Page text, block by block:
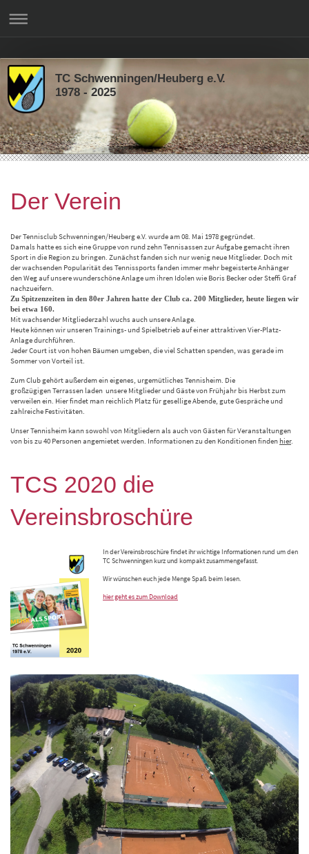
TC Schwenningen/Heuberg e.V.
1978 - 2025
Der Verein
Der Tennisclub Schwenningen/Heuberg e.V. wurde am 08. Mai 1978 gegründet.
Damals hatte es sich eine Gruppe von rund zehn Tennisassen zur Aufgabe gemacht ihren
Sport in die Region zu bringen. Zunächst fanden sich nur wenig neue Mitglieder. Doch mit
der wachsenden Popularität des Tennissports fanden immer mehr begeisterte Anhänger
den Weg auf unsere wunderschöne Anlage um ihren Idolen wie Boris Becker oder Steffi Graf
nachzueifern.
Zu Spitzenzeiten in den 80er Jahren hatte der Club ca. 200 Mitglieder, heute liegen wir
bei etwa 160.
Mit wachsender Mitgliederzahl wuchs auch unsere Anlage.
Heute können wir unseren Trainings- und Spielbetrieb auf einer attraktiven Vier-Platz-
Anlage durchführen.
Jeder Court ist von hohen Bäumen umgeben, die viel Schatten spenden, was gerade im
Sommer von Vorteil ist.
Zum Club gehört außerdem ein eigenes, urgemütliches Tennisheim. Die
großzügigen Terrassen laden unsere Mitglieder und Gäste von Frühjahr bis Herbst zum
verweilen ein. Hier findet man reichlich Platz für gesellige Abende, gute Gespräche und
zahlreiche Festivitäten.
Unser Tennisheim kann sowohl von Mitgliedern als auch von Gästen für Veranstaltungen
von bis zu 40 Personen angemietet werden. Informationen zu den Konditionen finden hier.
TCS 2020 die
Vereinsbroschüre
In der Vereinsbroschüre findet ihr wichtige Informationen rund um den
TC Schwenningen kurz und kompakt zusammengefasst.
Wir wünschen euch jede Menge Spaß beim lesen.
hier geht es zum Download